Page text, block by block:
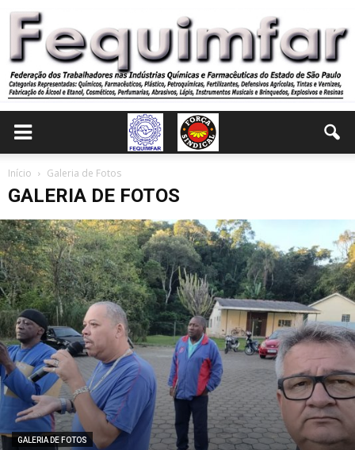
Início Galeria de Fotos
GALERIA DE FOTOS
GALERIA DE FOTOS